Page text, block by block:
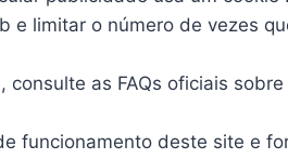
e limitar o número de vezes
as FAQs oficiais
funcionamento deste site e